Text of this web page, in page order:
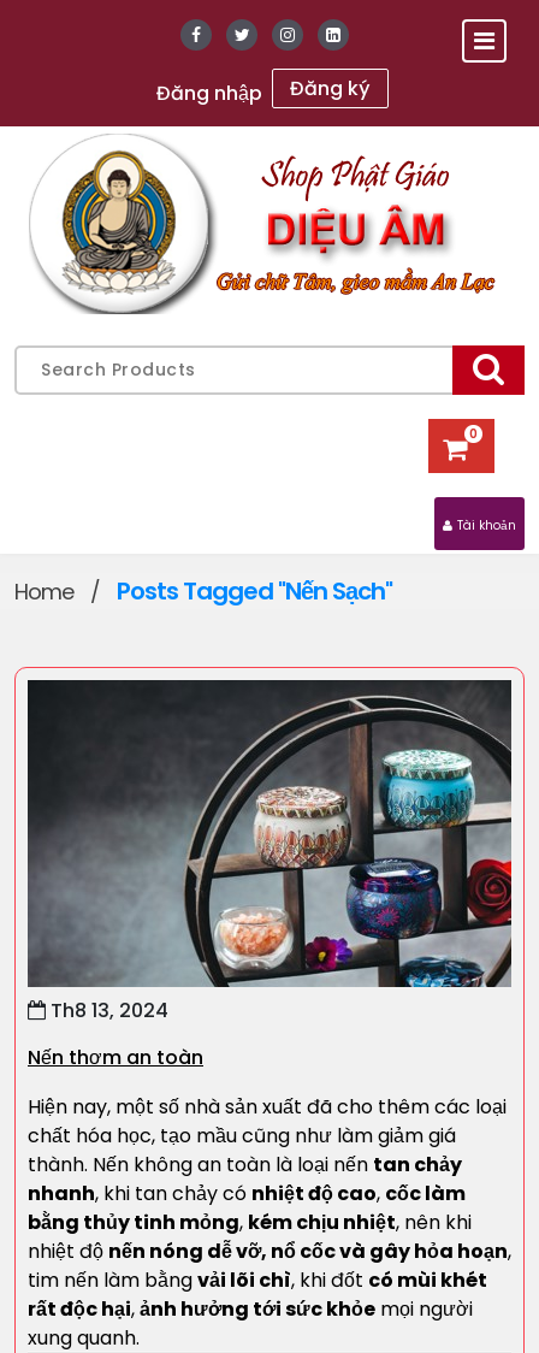
Đăng nhập
Đăng ký
Gửi chữ Tâm, gieo mầm An Lạc
Search
for:
0
Tài khoản
Home / Posts Tagged "Nến Sạch"
Th8 13, 2024
Nến thơm an toàn
Hiện nay, một số nhà sản xuất đã cho thêm các loại
chất hóa học, tạo mầu cũng như làm giảm giá
thành. Nến không an toàn là loại nến tan chảy
nhanh, khi tan chảy có nhiệt độ cao, cốc làm
bằng thủy tinh mỏng, kém chịu nhiệt, nên khi
nhiệt độ nến nóng dễ vỡ, nổ cốc và gây hỏa hoạn,
tim nến làm bằngvải lõi chì, khi đốt có mùi khét
rất độc hại,ảnh hưởng tới sức khỏe mọi người
xung quanh.